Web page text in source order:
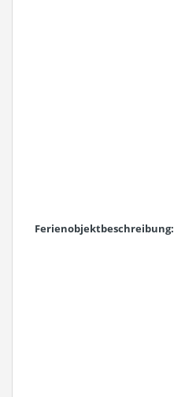
Ferienobjektbeschreibung: